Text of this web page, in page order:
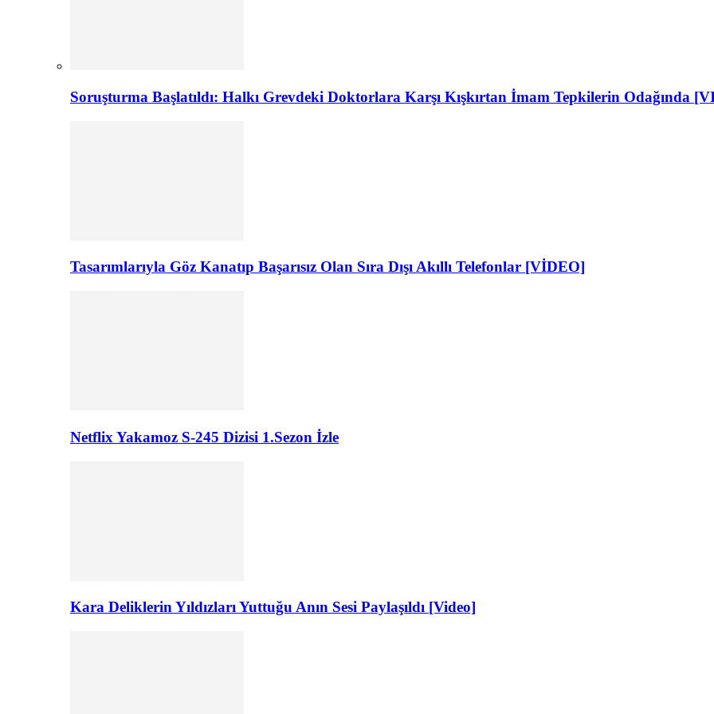
Soruşturma Başlatıldı: Halkı Grevdeki Doktorlara Karşı Kışkırtan İmam Tepkilerin Odağında
Tasarımlarıyla Göz Kanatıp Başarısız Olan Sıra Dışı Akıllı Telefonlar [VİDEO]
Netflix Yakamoz S-245 Dizisi 1.Sezon İzle
Kara Deliklerin Yıldızları Yuttuğu Anın Sesi Paylaşıldı [Video]